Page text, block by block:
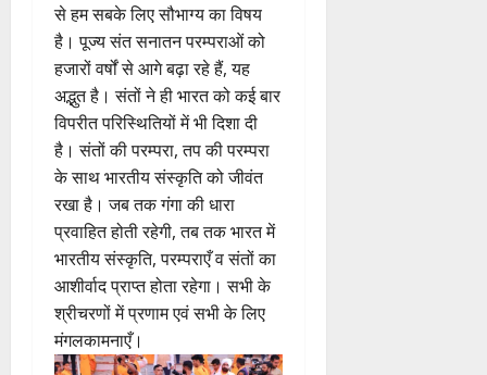
से हम सबके लिए सौभाग्य का विषय
है। पूज्य संत सनातन परम्पराओं को
हजारों वर्षों से आगे बढ़ा रहे हैं, यह
अद्भुत है। संतों ने ही भारत को कई बार
विपरीत परिस्थितियों में भी दिशा दी
है। संतों की परम्परा, तप की परम्परा
के साथ भारतीय संस्कृति को जीवंत
रखा है। जब तक गंगा की धारा
प्रवाहित होती रहेगी, तब तक भारत में
भारतीय संस्कृति, परम्पराएँ व संतों का
आशीर्वाद प्राप्त होता रहेगा। सभी के
श्रीचरणों में प्रणाम एवं सभी के लिए
मंगलकामनाएँ।